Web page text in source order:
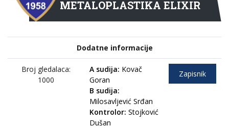
METALOPLASTIKA ELIXIR
Dodatne informacije
Broj gledalaca:
1000
A sudija: Kovač
Goran
B sudija:
Milosavljević Srđan
Kontrolor: Stojković
Dušan
Zapisnik